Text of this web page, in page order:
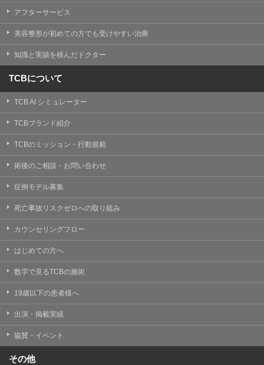
Cookieは、一般的にインターネット閲覧を行う際、又は
の閲覧情報を記憶させておく機能です。
TCBグループでは、Cookie及び類似技術を使用して収集
した情報を利用することにより、WEBサイトの利用状況
を分析し、パフォーマンス改善や、WEBサイトを通じて
提供するサービスの向上・改善のため、Cookieを使用す
ることがあります。ご使用のブラウザによりCookieを無
効とすることが可能です。ただし、Cookieを無効にした
場合、WEBサイト上のサービスの全部または一部のペー
ジが正しく表示されなくなる場合がありますのでご留意
ください。
【アクセスログについて】
TCBグループが運営するWEBサイトでは、アクセスログ
として患者様の履歴情報をサーバ上に記録しています。
アクセスログはWEBサイトの保守管理や利用状況に関す
る統計分析のために使用されます。それ以外の目的で使
用されることはありません。
本プライバシーポリシーの内容は、法令変更への対応や
す。
変更後のプライバシーポリシーについては、当サイトに
アフターサービス
美容整形が初めての方でも受けやすい治療
知識と実績を積んだドクター
TCBについて
TCB AI シミュレーター
TCBブランド紹介
TCBのミッション・行動規範
術後のご相談・お問い合わせ
症例モデル募集
死亡事故リスクゼロへの取り組み
カウンセリングフロー
はじめての方へ
数字で見るTCBの施術
19歳以下の患者様へ
出演・掲載実績
協賛・イベント
その他